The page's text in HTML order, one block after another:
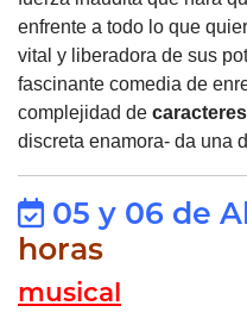
enfrente a todo lo que
vital y liberadora de sus
fascinante comedia de
complejidad de caracteres
discreta enamora- da una
05 y 06 de
horas
musical